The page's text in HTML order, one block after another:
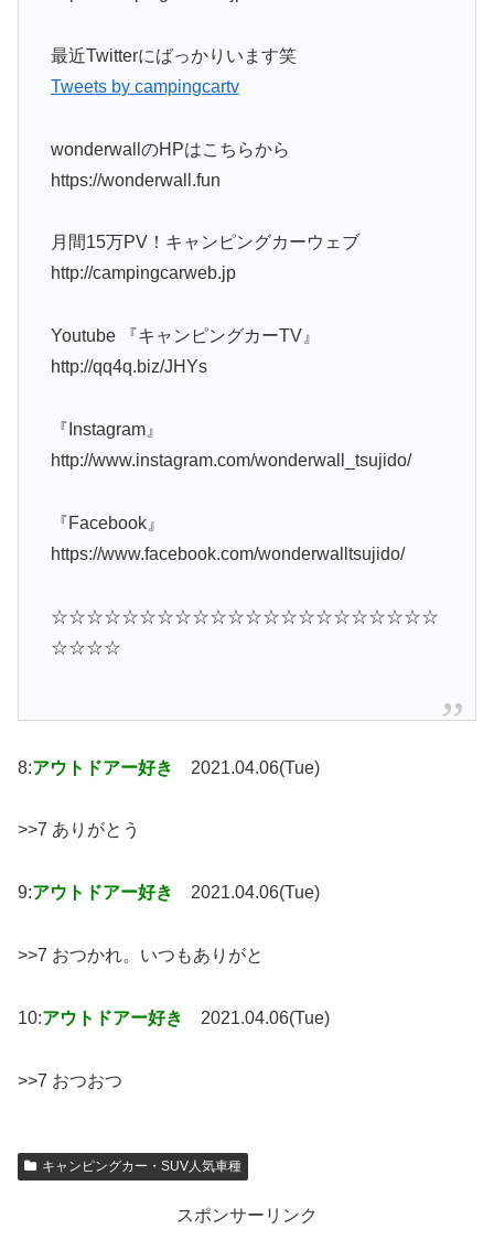
最近Twitterにばっかりいます笑
Tweets by campingcartv
wonderwallのHPはこちらから
https://wonderwall.fun
月間15万PV！キャンピングカーウェブ
http://campingcarweb.jp
Youtube 『キャンピングカーTV』
http://qq4q.biz/JHYs
『Instagram』
http://www.instagram.com/wonderwall_tsujido/
『Facebook』
https://www.facebook.com/wonderwalltsujido/
☆☆☆☆☆☆☆☆☆☆☆☆☆☆☆☆☆☆☆☆☆☆
☆☆☆☆
8:アウトドアー好き 2021.04.06(Tue)
>>7 ありがとう
9:アウトドアー好き 2021.04.06(Tue)
>>7 おつかれ。いつもありがと
10:アウトドアー好き 2021.04.06(Tue)
>>7 おつおつ
キャンピングカー・SUV人気車種
スポンサーリンク